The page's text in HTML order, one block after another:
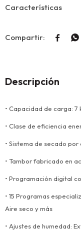
Características
 
Descripción
• Capacidad de carga: 7
• Clase de eficiencia
• Sistema de secado
• Tambor fabricado en
• Programación digital
• 15 Programas
Aire seco y más
• Ajustes de humedad: